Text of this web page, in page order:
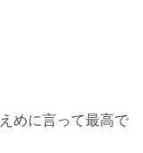
めに言って最高で